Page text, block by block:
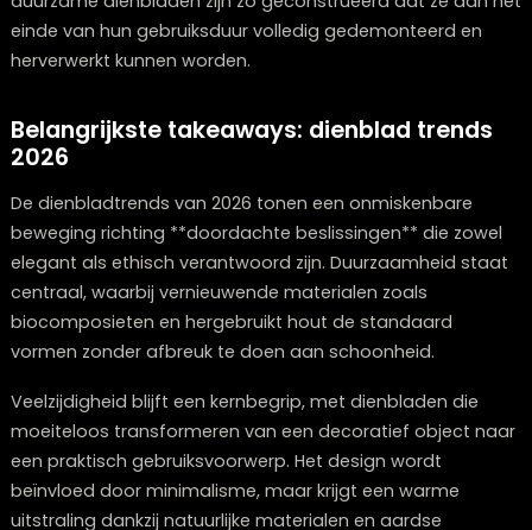
Voor een hoogwaardig dienblad van duurzame
grondstoffen zoals hergebruikt hout of biocomposiet
afhankelijk van de afmetingen en afwerking. Deze
prijscategorie biedt een evenwichtige verhouding
kwaliteit, esthetiek en duurzaamheid.
De ware meerwaarde ligt vaak in dienbladen die
multifunctioneel zijn of een onderscheidend ontwerp
hebben. Deze waardevolle stukken starten vanaf
maar garanderen jarenlang gebruiksplezier en kunnen
verzamelobjecten worden.
Bij Lounge Zwolle streven we naar een divers
dat voor elk budget een geschikte optie biedt, zonder
concessies te doen aan kwaliteit of stijl.